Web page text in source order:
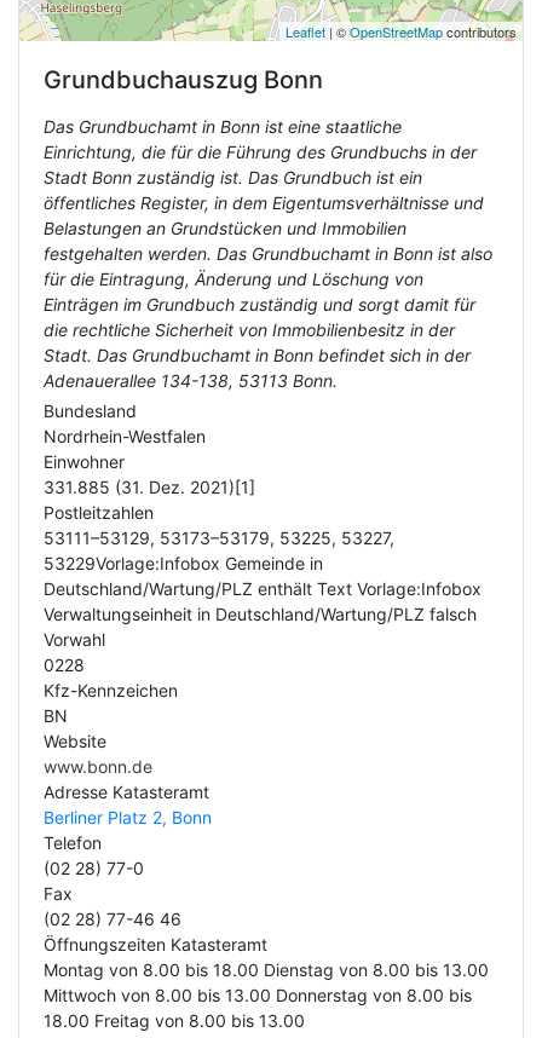
Leaflet | ©OpenStreetMapcontributors
Grundbuchauszug Bonn
Das Grundbuchamt in Bonn ist eine staatliche
Einrichtung, die für die Führung des Grundbuchs in der
Stadt Bonn zuständig ist. Das Grundbuch ist ein
öffentliches Register, in dem Eigentumsverhältnisse und
Belastungen an Grundstücken und Immobilien
festgehalten werden. Das Grundbuchamt in Bonn ist also
für die Eintragung, Änderung und Löschung von
Einträgen im Grundbuch zuständig und sorgt damit für
die rechtliche Sicherheit von Immobilienbesitz in der
Stadt. Das Grundbuchamt in Bonn befindet sich in der
Adenauerallee 134-138, 53113 Bonn.
Bundesland
Nordrhein-Westfalen
Einwohner
331.885 (31. Dez. 2021)[1]
Postleitzahlen
53111–53129, 53173–53179, 53225, 53227,
53229Vorlage:Infobox Gemeinde in
Deutschland/Wartung/PLZ enthält Text Vorlage:Infobox
Verwaltungseinheit in Deutschland/Wartung/PLZ falsch
Vorwahl
0228
Kfz-Kennzeichen
BN
Website
www.bonn.de
Adresse Katasteramt
Berliner Platz 2, Bonn
Telefon
(02 28) 77-0
Fax
(02 28) 77-46 46
Öffnungszeiten Katasteramt
Montag von 8.00 bis 18.00 Dienstag von 8.00 bis 13.00
Mittwoch von 8.00 bis 13.00 Donnerstag von 8.00 bis
18.00 Freitag von 8.00 bis 13.00